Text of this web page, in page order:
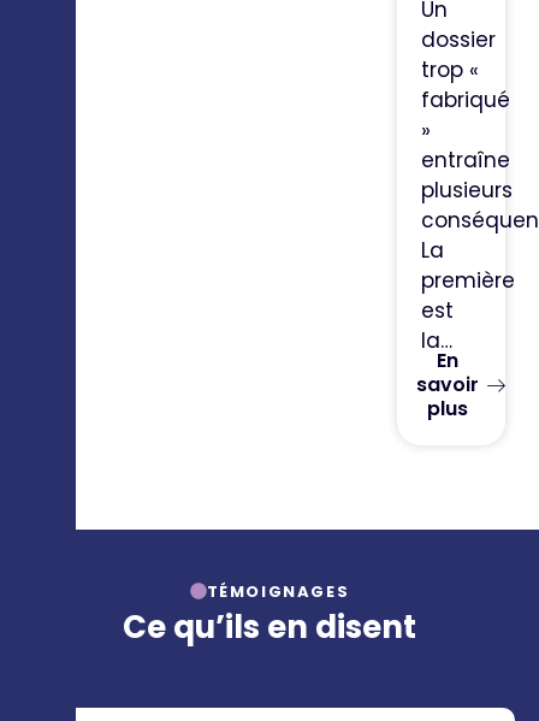
Un
dossier
trop «
fabriqué
»
entraîne
plusieurs
La
première
est
la…
En
savoir
plus
TÉMOIGNAGES
Ce qu’ils en disent